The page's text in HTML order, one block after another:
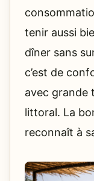
tenir aussi
dîner sans
c’est de
avec grande
littoral. La
reconnaît à